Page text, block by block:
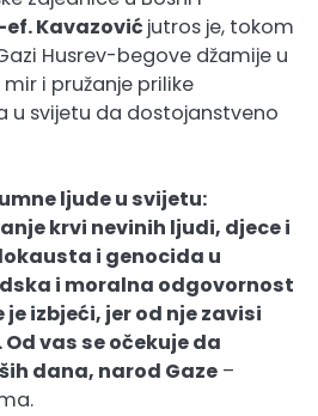
Kavazović jutros je, tokom
Husrev-begove džamije u
i pružanje prilike
u svijetu da dostojanstveno
ljude u svijetu:
krvi nevinih ljudi, djece i
i genocida u
i moralna odgovornost
je izbjeći, jer od nje zavisi
vas se očekuje da
dana, narod Gaze –